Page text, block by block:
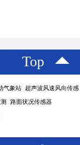
Top
气象站 超声波风速风向传感
路面状况传感器